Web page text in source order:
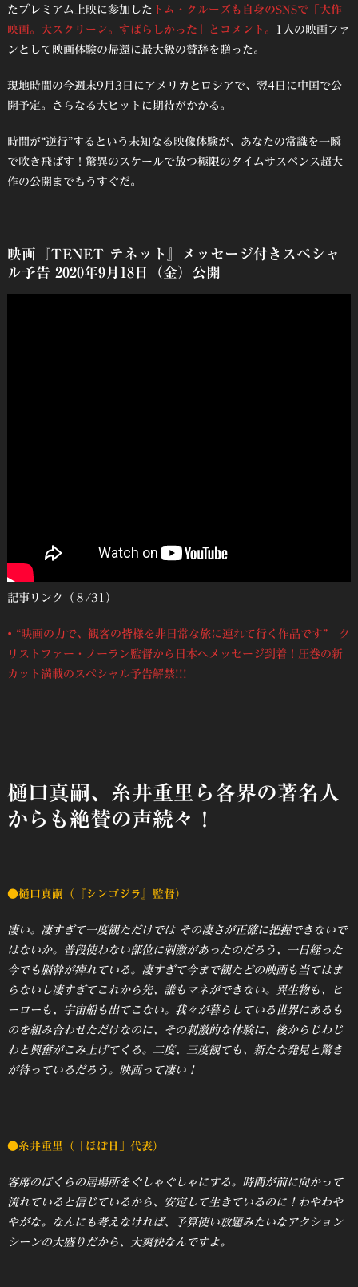
たプレミアム上映に参加した トム・クルーズも自身のSNSで「大作
映画。大スクリーン。すばらしかった」とコメント。
1人の映画ファ
ンとして映画体験の帰還に最大級の賛辞を贈った。
現地時間の今週末9月3日にアメリカとロシアで、翌4日に中国で公
開予定。さらなる大ヒットに期待がかかる。
時間が“逆行”するという未知なる映像体験が、あなたの常識を一瞬
で吹き飛ばす！驚異のスケールで放つ極限のタイムサスペンス超大
作の公開までもうすぐだ。
映画『TENET テネット』メッセージ付きスペシャ
ル予告 2020年9月18日（金）公開
記事リンク（８/31）
• “映画の力で、観客の皆様を非日常な旅に連れて行く作品です” ク
リストファー・ノーラン監督から日本へメッセージ到着！圧巻の新
カット満載のスペシャル予告解禁!!!
樋口真嗣、糸井重里ら各界の著名人
からも絶賛の声続々！
●樋口真嗣（『シンゴジラ』監督）
凄い。凄すぎて一度観ただけでは その凄さが正確に把握できないで
はないか。普段使わない部位に刺激があったのだろう、一日経った
今でも脳幹が痺れている。凄すぎて今まで観たどの映画も当てはま
らないし凄すぎてこれから先、誰もマネができない。異生物も、ヒ
ーローも、宇宙船も出てこない。我々が暮らしている世界にあるも
のを組み合わせただけなのに、その刺激的な体験に、後からじわじ
わと興奮がこみ上げてくる。二度、三度観ても、新たな発見と驚き
が待っているだろう。映画って凄い！
●糸井重里（「ほぼ日」代表）
客席のぼくらの居場所をぐしゃぐしゃにする。時間が前に向かって
流れていると信じているから、安定して生きているのに！わやわや
やがな。なんにも考えなければ、予算使い放題みたいなアクション
シーンの大盛りだから、大爽快なんですよ。